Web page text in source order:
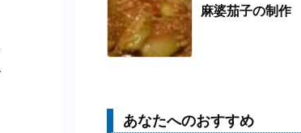
麻婆茄子の制作
あなたへのおすすめ